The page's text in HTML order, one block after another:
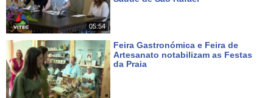
05:54
Feira Gastronómica e Feira de
Artesanato notabilizam as Festas
da Praia